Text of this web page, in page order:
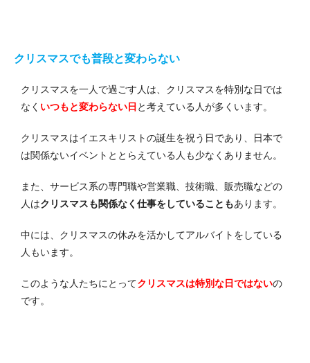
クリスマスでも普段と変わらない
クリスマスを一人で過ごす人は、クリスマスを特別な日では
なく いつもと変わらない日 と考えている人が多くいます。
クリスマスはイエスキリストの誕生を祝う日であり、日本で
は関係ないイベントととらえている人も少なくありません。
また、サービス系の専門職や営業職、技術職、販売職などの
人はクリスマスも関係なく仕事をしていることもあります。
中には、クリスマスの休みを活かしてアルバイトをしている
人もいます。
このような人たちにとってクリスマスは特別な日ではないの
です。